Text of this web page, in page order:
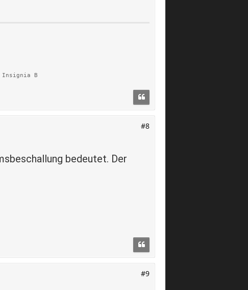
Insignia B
#8
bedeutet. Der
#9